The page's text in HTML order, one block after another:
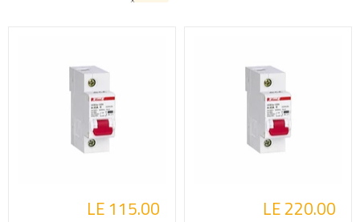
LE 220.00
LE 115.00